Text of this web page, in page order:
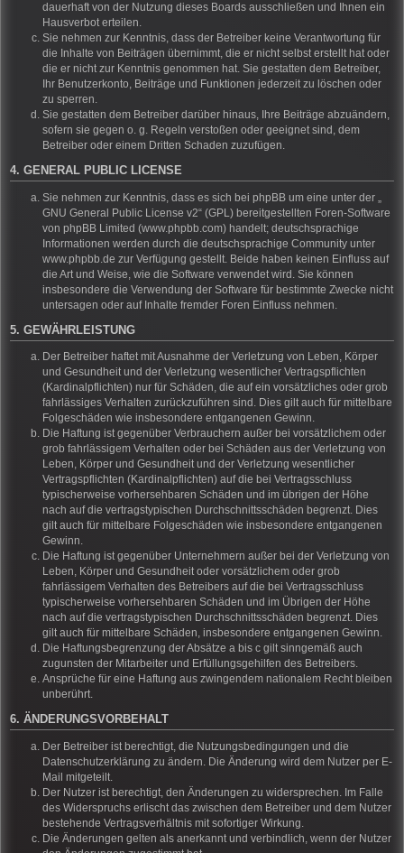
dauerhaft von der Nutzung dieses Boards ausschließen und Ihnen ein
Hausverbot erteilen.
Sie nehmen zur Kenntnis, dass der Betreiber keine Verantwortung für
die Inhalte von Beiträgen übernimmt, die er nicht selbst erstellt hat oder
die er nicht zur Kenntnis genommen hat. Sie gestatten dem Betreiber,
Ihr Benutzerkonto, Beiträge und Funktionen jederzeit zu löschen oder
zu sperren.
Sie gestatten dem Betreiber darüber hinaus, Ihre Beiträge abzuändern,
sofern sie gegen o. g. Regeln verstoßen oder geeignet sind, dem
Betreiber oder einem Dritten Schaden zuzufügen.
4. GENERAL PUBLIC LICENSE
Sie nehmen zur Kenntnis, dass es sich bei phpBB um eine unter der „
GNU General Public License v2“ (GPL) bereitgestellten Foren-Software
von phpBB Limited (www.phpbb.com) handelt; deutschsprachige
Informationen werden durch die deutschsprachige Community unter
www.phpbb.de zur Verfügung gestellt. Beide haben keinen Einfluss auf
die Art und Weise, wie die Software verwendet wird. Sie können
insbesondere die Verwendung der Software für bestimmte Zwecke nicht
untersagen oder auf Inhalte fremder Foren Einfluss nehmen.
5. GEWÄHRLEISTUNG
Der Betreiber haftet mit Ausnahme der Verletzung von Leben, Körper
und Gesundheit und der Verletzung wesentlicher Vertragspflichten
(Kardinalpflichten) nur für Schäden, die auf ein vorsätzliches oder grob
fahrlässiges Verhalten zurückzuführen sind. Dies gilt auch für mittelbare
Folgeschäden wie insbesondere entgangenen Gewinn.
Die Haftung ist gegenüber Verbrauchern außer bei vorsätzlichem oder
grob fahrlässigem Verhalten oder bei Schäden aus der Verletzung von
Leben, Körper und Gesundheit und der Verletzung wesentlicher
Vertragspflichten (Kardinalpflichten) auf die bei Vertragsschluss
typischerweise vorhersehbaren Schäden und im übrigen der Höhe
nach auf die vertragstypischen Durchschnittsschäden begrenzt. Dies
gilt auch für mittelbare Folgeschäden wie insbesondere entgangenen
Gewinn.
Die Haftung ist gegenüber Unternehmern außer bei der Verletzung von
Leben, Körper und Gesundheit oder vorsätzlichem oder grob
fahrlässigem Verhalten des Betreibers auf die bei Vertragsschluss
typischerweise vorhersehbaren Schäden und im Übrigen der Höhe
nach auf die vertragstypischen Durchschnittsschäden begrenzt. Dies
gilt auch für mittelbare Schäden, insbesondere entgangenen Gewinn.
Die Haftungsbegrenzung der Absätze a bis c gilt sinngemäß auch
zugunsten der Mitarbeiter und Erfüllungsgehilfen des Betreibers.
Ansprüche für eine Haftung aus zwingendem nationalem Recht bleiben
unberührt.
6. ÄNDERUNGSVORBEHALT
Der Betreiber ist berechtigt, die Nutzungsbedingungen und die
Datenschutzerklärung zu ändern. Die Änderung wird dem Nutzer per E-
Mail mitgeteilt.
Der Nutzer ist berechtigt, den Änderungen zu widersprechen. Im Falle
des Widerspruchs erlischt das zwischen dem Betreiber und dem Nutzer
bestehende Vertragsverhältnis mit sofortiger Wirkung.
Die Änderungen gelten als anerkannt und verbindlich, wenn der Nutzer